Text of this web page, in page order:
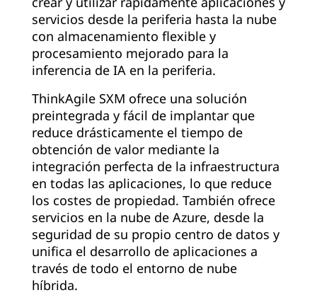
servicios desde la periferia hasta la nube
con almacenamiento flexible y
procesamiento mejorado para la
inferencia de IA en la periferia.
ThinkAgile SXM ofrece una solución
preintegrada y fácil de implantar que
reduce drásticamente el tiempo de
obtención de valor mediante la
integración perfecta de la infraestructura
en todas las aplicaciones, lo que reduce
los costes de propiedad. También ofrece
servicios en la nube de Azure, desde la
seguridad de su propio centro de datos y
unifica el desarrollo de aplicaciones a
través de todo el entorno de nube
híbrida.